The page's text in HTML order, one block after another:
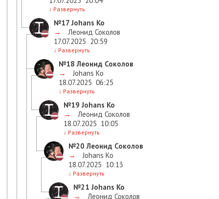
↓ Развернуть
№17Johans Ko
→
Леонид Соколов
17.07.2025 20:59
↓ Развернуть
№18 Леонид Соколов
→
Johans Ko
18.07.2025 06:25
↓ Развернуть
№19 Johans Ko
→
Леонид Соколов
18.07.2025 10:05
↓ Развернуть
№20 Леонид Соколов
→
Johans Ko
18.07.2025 10:13
↓ Развернуть
№21 Johans Ko
→
Леонид Соколов